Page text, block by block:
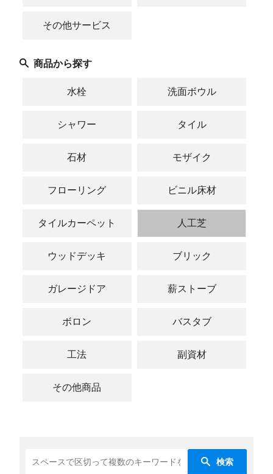
その他サービス
商品から探す
水栓 洗面ボウル
シャワー タイル
石材 モザイク
フローリング ビニル床材
タイルカーペット 人工芝
ウッドデッキ ブリック
ガレージドア 薪ストーブ
ボロン バスタブ
工法 副資材
その他商品
検索